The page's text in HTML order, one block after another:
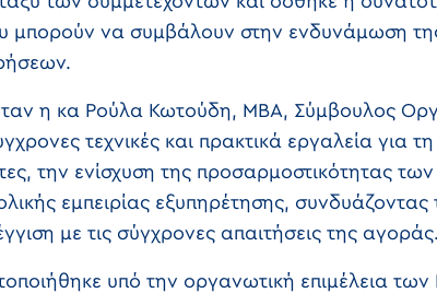
μπορούν να συμβάλουν στην ενδυνάμωση
η κα Ρούλα Κωτούδη, MBA, Σύμβουλος
τεχνικές και πρακτικά εργαλεία για
την ενίσχυση της προσαρμοστικότητας των
εμπειρίας εξυπηρέτησης,
με τις σύγχρονες απαιτήσεις της αγοράς.
υπό την οργανωτική επιμέλεια των